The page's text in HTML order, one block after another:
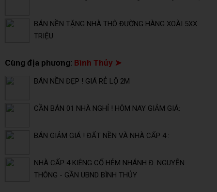
BÁN NỀN TẶNG NHÀ THÔ ĐƯỜNG HÀNG XOÀI 5XX
TRIỆU
Cùng địa phương: Bình Thủy ➤
BÁN NỀN ĐẸP ! GIÁ RẺ LỘ 2M
CẦN BÁN 01 NHÀ NGHỈ ! HÔM NAY GIẢM GIÁ:
BÁN GIẢM GIÁ ! ĐẤT NỀN VÀ NHÀ CẤP 4 :
NHÀ CẤP 4 KIÊNG CỐ HẺM NHÁNH Đ. NGUYỄN
THÔNG - GẦN UBND BÌNH THỦY